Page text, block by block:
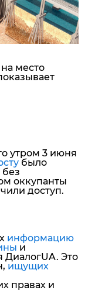
место
утром 3 июня
было
оккупанты
доступ.
информацию
и
ДиалогUA. Это
ищущих
правах и